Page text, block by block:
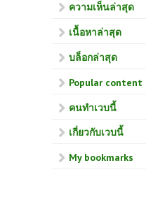
ความเห็นล่าสุด
เนื้อหาล่าสุด
บล็อกล่าสุด
Popular content
คนทำเวบนี้
เกี่ยวกับเวบนี้
My bookmarks